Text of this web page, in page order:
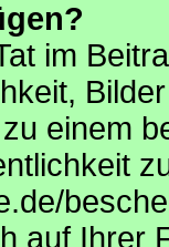
im
einem
auf Ihrer